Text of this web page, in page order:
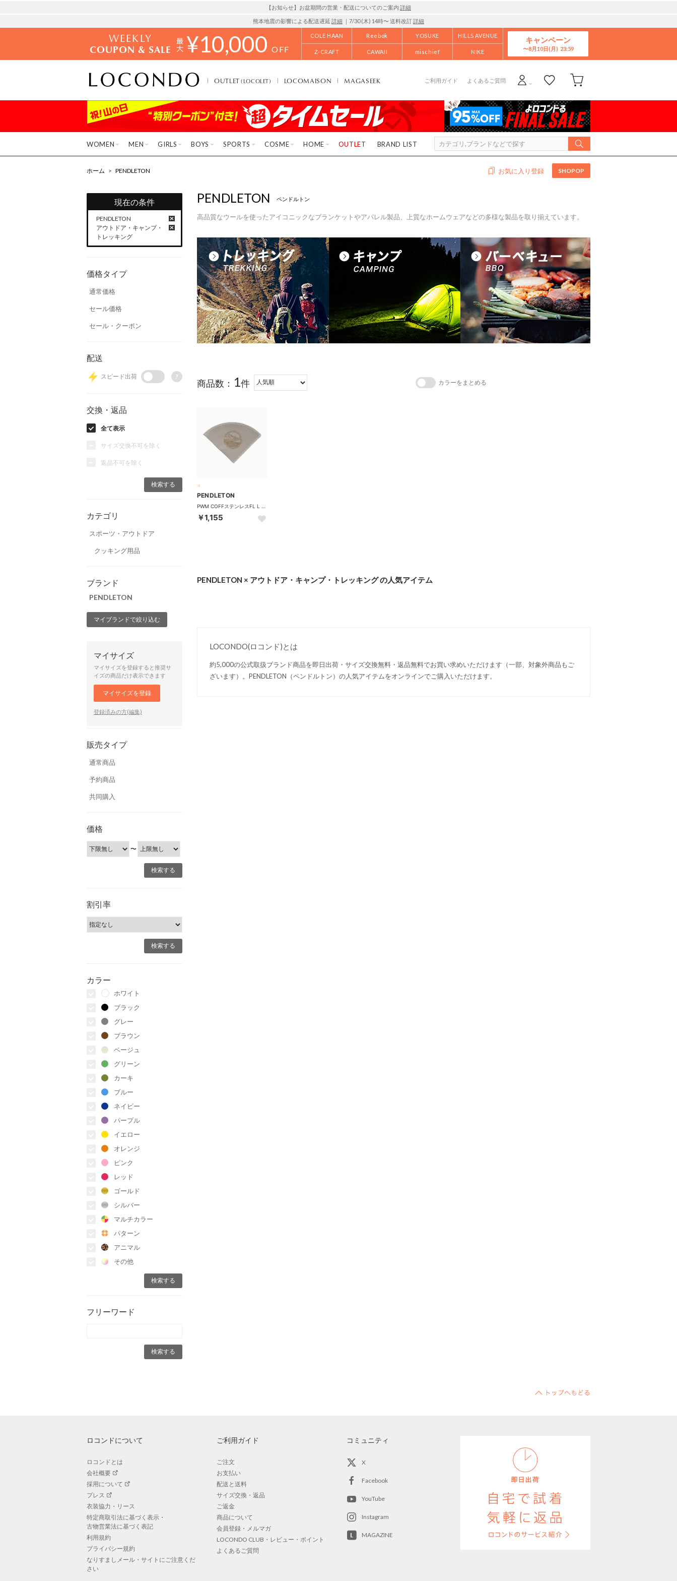
【お知らせ】お盆期間の営業・配送についてのご案内 詳細
熊本地震の影響による配送遅延 詳細 ｜7/30 (木) 14時〜 送料改訂詳細
WEEKLY
COUPON & SALE ¥10,000 OFF
COLE HAAN Reebok YOSUKE HILLS AVENUE
Z-CRAFT CAWAII mischief NIKE
キャンペーン
8月10日(月)
OUTLET(LOCOLET) LOCOMAISON MAGASEEK ご利用ガイド よくあるご質問
WOMEN MEN GIRLS BOYS SPORTS COSME HOME OUTLET BRAND LIST
ホーム > PENDLETON お気に入り登録 SHOPOP
現在の条件
PENDLETON
アウトドア・キャンプ・
トレッキング
価格タイプ
通常価格
セール価格
セール・クーポン
配送
スピード出荷 ?
交換・返品
全て表示
サイズ交換不可を除く
返品不可を除く
カテゴリ
スポーツ・アウトドア
クッキング用品
ブランド
PENDLETON
マイブランドで絞り込む
マイサイズ
マイサイズを登録すると推奨サ
イズの商品だけ表示できます
マイサイズを登録
登録済みの方(編集)
販売タイプ
通常商品
予約商品
共同購入
価格
〜
割引率
カラー
ホワイト
ブラック
グレー
ブラウン
ベージュ
グリーン
カーキ
ブルー
ネイビー
パープル
イエロー
オレンジ
ピンク
レッド
ゴールド
シルバー
マルチカラー
パターン
アニマル
その他
フリーワード
PENDLETON ペンドルトン
高品質なウールを使ったアイコニックなブランケットやアパレル製品、上質なホームウェアなどの多様な製品を取り揃えています。
商品数： 1件 カラーをまとめる
PENDLETON
￥1,155
PENDLETON × アウトドア・キャンプ・トレッキング の人気アイテム
LOCONDO(ロコンド)とは
約5,000の公式取扱ブランド商品を即日出荷・サイズ交換無料・返品無料でお買い求めいただけます（一部、対象外商品もご
ざいます）。PENDLETON（ペンドルトン）の人気アイテムをオンラインでご購入いただけます。
ロコンドについて
ロコンドとは
会社概要
採用について
プレス
衣装協力・リース
特定商取引法に基づく表示・
古物営業法に基づく表記
利用規約
プライバシー規約
なりすましメール・サイトにご注意くだ
さい
ご利用ガイド
ご注文
お支払い
配送と送料
サイズ交換・返品
ご返金
商品について
会員登録・メルマガ
LOCONDO CLUB・レビュー・ポイント
よくあるご質問
コミュニティ
X
Facebook
YouTube
Instagram
MAGAZINE